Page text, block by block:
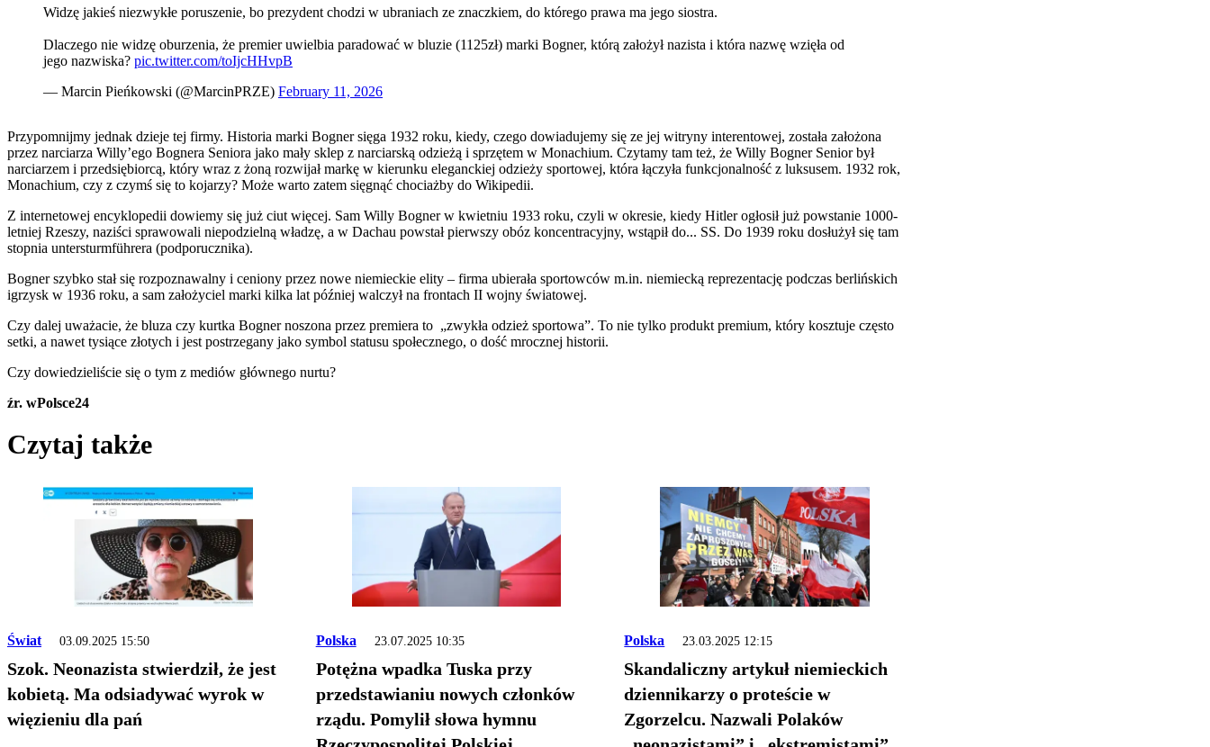
Widzę jakieś niezwykłe poruszenie, bo prezydent chodzi w ubraniach ze znaczkiem, do którego prawa ma jego siostra.
Dlaczego nie widzę oburzenia, że premier uwielbia paradować w bluzie (1125zł) marki Bogner, którą założył nazista i która nazwę wzięła od
jego nazwiska? pic.twitter.com/toIjcHHvpB
— Marcin Pieńkowski (@MarcinPRZE) February 11, 2026
Przypomnijmy jednak dzieje tej firmy. Historia marki Bogner sięga 1932 roku, kiedy, czego dowiadujemy się ze jej witryny interentowej, została założona
przez narciarza Willy’ego Bognera Seniora jako mały sklep z narciarską odzieżą i sprzętem w Monachium. Czytamy tam też, że Willy Bogner Senior był
narciarzem i przedsiębiorcą, który wraz z żoną rozwijał markę w kierunku eleganckiej odzieży sportowej, która łączyła funkcjonalność z luksusem. 1932 rok,
Monachium, czy z czymś się to kojarzy? Może warto zatem sięgnąć chociażby do Wikipedii.
Z internetowej encyklopedii dowiemy się już ciut więcej. Sam Willy Bogner w kwietniu 1933 roku, czyli w okresie, kiedy Hitler ogłosił już powstanie 1000-
letniej Rzeszy, naziści sprawowali niepodzielną władzę, a w Dachau powstał pierwszy obóz koncentracyjny, wstąpił do... SS. Do 1939 roku dosłużył się tam
stopnia untersturmführera (podporucznika).
Bogner szybko stał się rozpoznawalny i ceniony przez nowe niemieckie elity – firma ubierała sportowców m.in. niemiecką reprezentację podczas berlińskich
igrzysk w 1936 roku, a sam założyciel marki kilka lat później walczył na frontach II wojny światowej.
Czy dalej uważacie, że bluza czy kurtka Bogner noszona przez premiera to „zwykła odzież sportowa”. To nie tylko produkt premium, który kosztuje często
setki, a nawet tysiące złotych i jest postrzegany jako symbol statusu społecznego, o dość mrocznej historii.
Czy dowiedzieliście się o tym z mediów głównego nurtu?
źr. wPolsce24
Czytaj także
Świat 03.09.2025 15:50
Szok. Neonazista stwierdził, że jest
kobietą. Ma odsiadywać wyrok w
więzieniu dla pań
Polska 23.07.2025 10:35
Potężna wpadka Tuska przy
przedstawianiu nowych członków
rządu. Pomylił słowa hymnu
Polska 23.03.2025 12:15
Skandaliczny artykuł niemieckich
dziennikarzy o proteście w
Zgorzelcu. Nazwali Polaków